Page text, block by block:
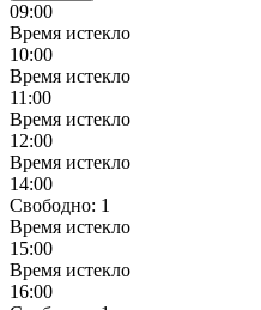
09:00
Время истекло
10:00
Время истекло
11:00
Время истекло
12:00
Время истекло
14:00
Свободно: 1
Время истекло
15:00
Время истекло
16:00